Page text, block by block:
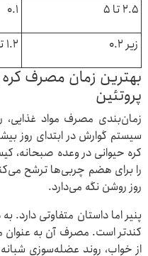
۲.۵ تا ۵
۰.۱
زیر ۰.۲
۱.۲ تا ۲.۸
بهترین زمان مصرف
پروتئین
زمان‌بندی مصرف مواد غذایی،
سیستم گوارش در ابتدای روز
کره حیوانی در وعده صبحانه،
را برای هضم چربی‌ها ترشح
روز روشن نگه می‌دارد.
پنیر اما داستان متفاوتی دارد.
کندتر است. مصرف آن به
از خواب، روند عضله‌سوزی